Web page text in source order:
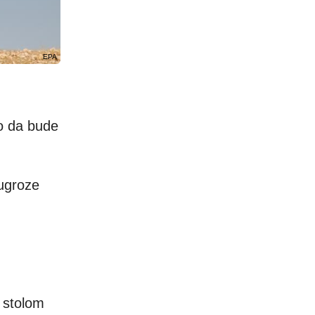
EPA
da bude